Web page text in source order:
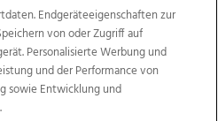
Medienhauses Wimmer
OÖNow
Ischler Woche
OÖN Immobilien
Promenaden Galerien
Endgeräteeigenschaften zur
von oder Zugriff auf
Personalisierte Werbung und
und der Performance von
sowie Entwicklung und